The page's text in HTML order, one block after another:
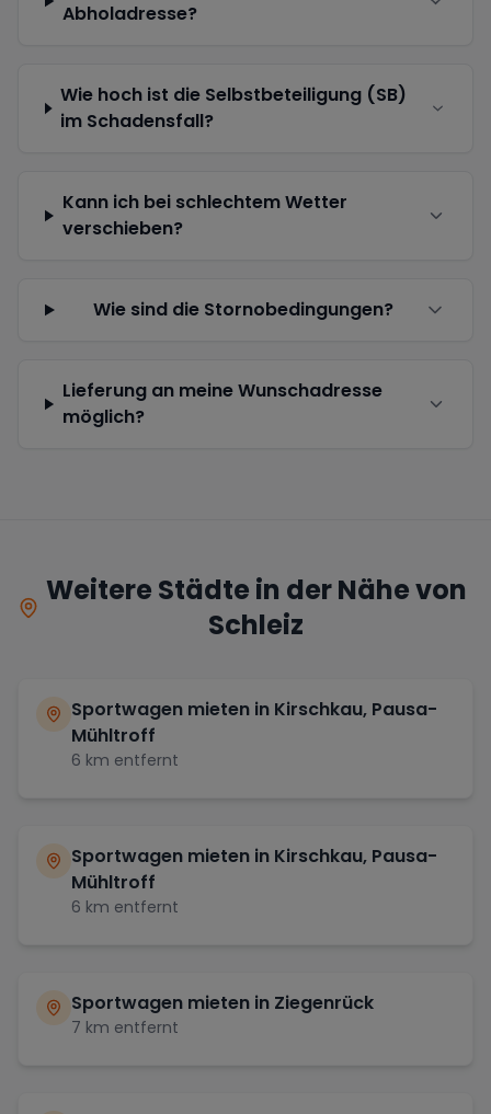
Abholadresse?
Wie hoch ist die Selbstbeteiligung (SB)
im Schadensfall?
Kann ich bei schlechtem Wetter
verschieben?
Wie sind die Stornobedingungen?
Lieferung an meine Wunschadresse
möglich?
Weitere Städte in der Nähe von
Schleiz
Sportwagen mieten in Kirschkau, Pausa-
Mühltroff
6 km entfernt
Sportwagen mieten in Kirschkau, Pausa-
Mühltroff
6 km entfernt
Sportwagen mieten in Ziegenrück
7 km entfernt